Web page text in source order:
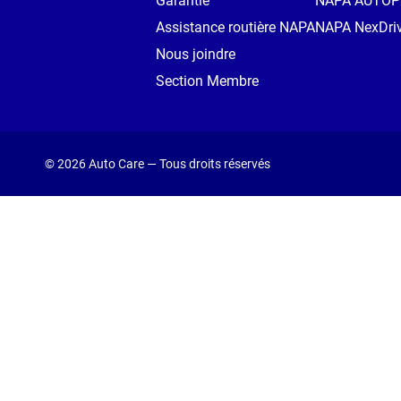
Assistance routière NAPA
Nous joindre
Section Membre
NAPA
© 2026 Auto Care — Tous droits réservés